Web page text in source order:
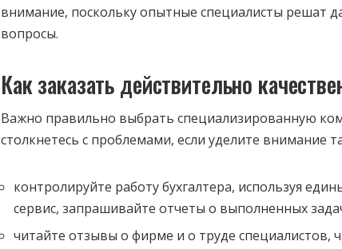
внимание, поскольку опытные специалисты решат
вопросы.
Как заказать действительно
Важно правильно выбрать специализированную
столкнетесь с проблемами, если уделите внимание
контролируйте работу бухгалтера, используя
сервис, запрашивайте отчеты о выполненных
читайте отзывы о фирме и о труде специалистов,